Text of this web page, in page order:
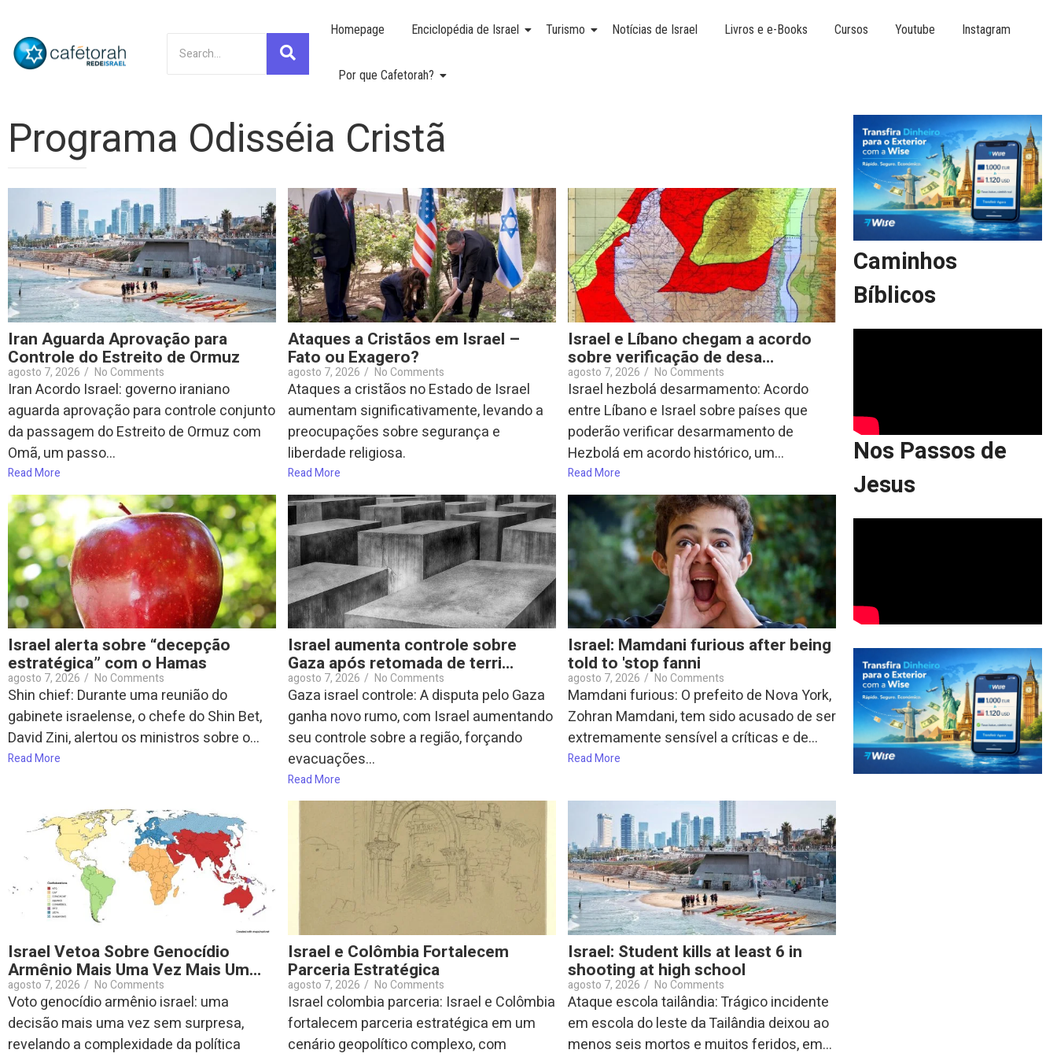
Homepage Enciclopédia de Israel Turismo Notícias de Israel Livros e e-Books Cursos Youtube Instagram
Por que Cafetorah?
Programa Odisséia Cristã
Iran Aguarda Aprovação para
Controle do Estreito de Ormuz
agosto 7, 2026 / No Comments
Iran Acordo Israel: governo iraniano
aguarda aprovação para controle conjunto
da passagem do Estreito de Ormuz com
Omã, um passo...
Read More
Ataques a Cristãos em Israel –
Fato ou Exagero?
agosto 7, 2026 / No Comments
Ataques a cristãos no Estado de Israel
aumentam significativamente, levando a
preocupações sobre segurança e
liberdade religiosa.
Read More
Israel e Líbano chegam a acordo
sobre verificação de desa…
agosto 7, 2026 / No Comments
Israel hezbolá desarmamento: Acordo
entre Líbano e Israel sobre países que
poderão verificar desarmamento de
Hezbolá em acordo histórico, um...
Read More
Israel alerta sobre “decepção
estratégica” com o Hamas
agosto 7, 2026 / No Comments
Shin chief: Durante uma reunião do
gabinete israelense, o chefe do Shin Bet,
David Zini, alertou os ministros sobre o...
Read More
Israel aumenta controle sobre
Gaza após retomada de terri…
agosto 7, 2026 / No Comments
Gaza israel controle: A disputa pelo Gaza
ganha novo rumo, com Israel aumentando
seu controle sobre a região, forçando
evacuações...
Read More
Israel: Mamdani furious after being
told to 'stop fanni
agosto 7, 2026 / No Comments
Mamdani furious: O prefeito de Nova York,
Zohran Mamdani, tem sido acusado de ser
extremamente sensível a críticas e de...
Read More
Israel Vetoa Sobre Genocídio
Armênio Mais Uma Vez Mais Um…
agosto 7, 2026 / No Comments
Voto genocídio armênio israel: uma
decisão mais uma vez sem surpresa,
revelando a complexidade da política
Israel e Colômbia Fortalecem
Parceria Estratégica
agosto 7, 2026 / No Comments
Israel colombia parceria: Israel e Colômbia
fortalecem parceria estratégica em um
cenário geopolítico complexo, com
Israel: Student kills at least 6 in
shooting at high school
agosto 7, 2026 / No Comments
Ataque escola tailândia: Trágico incidente
em escola do leste da Tailândia deixou ao
menos seis mortos e muitos feridos, em...
Caminhos
Bíblicos
Nos Passos de
Jesus